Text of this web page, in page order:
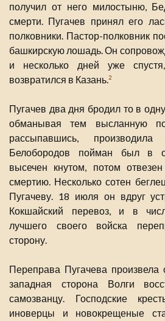
получил от него милостыню,
смерти. Пугачев принял его
полковники. Пастор-полковник
башкирскую лошадь. Он
и несколько дней уже
возвратился в Казань.2
Пугачев два дня бродил то в
обманывая тем высланную
рассыпавшись,
Белобородов пойман был в
высечен кнутом, потом
смертию. Несколько сотен
Пугачеву. 18 июля он вдруг
Кокшайский перевоз, и в
лучшего своего войска
сторону.
Переправа Пугачева
западная сторона Волги
самозванцу. Господские
иноверцы и новокрещеные